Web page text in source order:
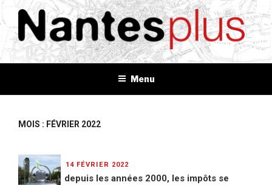
Aller
au
contenu
principal
NANTES+
Plus d'informations, plus d'idées, plus de tout
Menu
MOIS : FÉVRIER 2022
PUBLIÉ
14 FÉVRIER 2022
depuis les années 2000, les impôts se